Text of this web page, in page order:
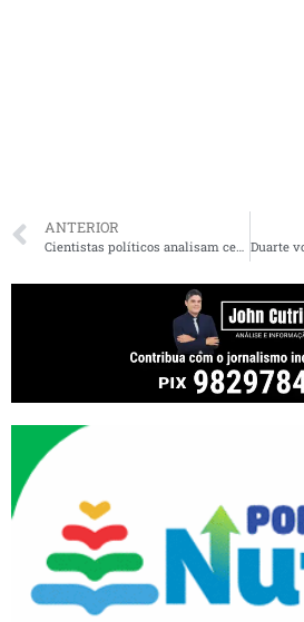
ANTERIOR
Cientistas políticos analisam cenário das eleições no MA no Resenha. Veja a entrevista